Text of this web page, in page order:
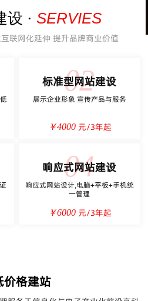
设 · SERVIES
联网化延伸 提升品牌商业价值
02
标准型网站建设
展示企业形象 宣传产品与服务
￥4000元/3年起
04
响应式网站建设
响应式网站设计,电脑+平板+手机统
一管理
￥6000元/3年起
价格建站